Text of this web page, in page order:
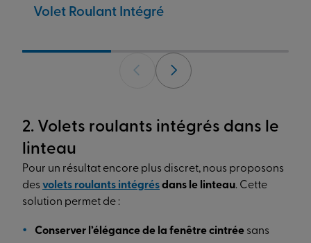
Volet Roulant Intégré
2. Volets roulants intégrés dans le
linteau
Pour un résultat encore plus discret, nous proposons
des volets roulants intégrésdans le linteau. Cette
solution permet de :
Conserver l’élégance de la fenêtre cintrée sans